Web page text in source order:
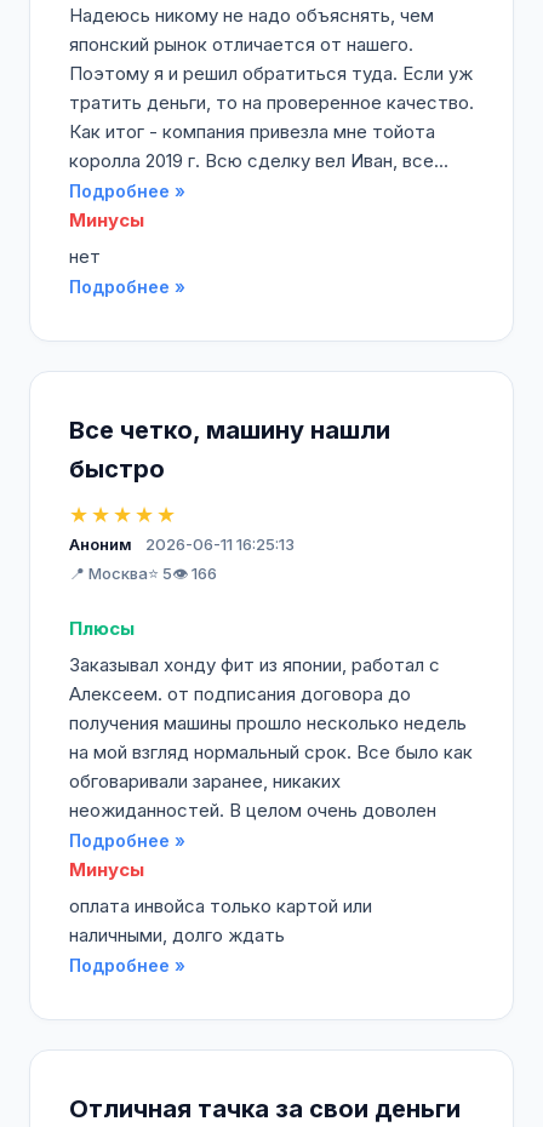
Надеюсь никому не надо объяснять, чем
японский рынок отличается от нашего.
Поэтому я и решил обратиться туда. Если уж
тратить деньги, то на проверенное качество.
Как итог - компания привезла мне тойота
королла 2019 г. Всю сделку вел Иван, все...
Подробнее »
Минусы
нет
Подробнее »
Все четко, машину нашли
быстро
★★★★★
Аноним
2026-06-11 16:25:13
📍 Москва⭐ 5👁️ 166
Плюсы
Заказывал хонду фит из японии, работал с
Алексеем. от подписания договора до
получения машины прошло несколько недель
на мой взгляд нормальный срок. Все было как
обговаривали заранее, никаких
неожиданностей. В целом очень доволен
Подробнее »
Минусы
оплата инвойса только картой или
наличными, долго ждать
Подробнее »
Отличная тачка за свои деньги